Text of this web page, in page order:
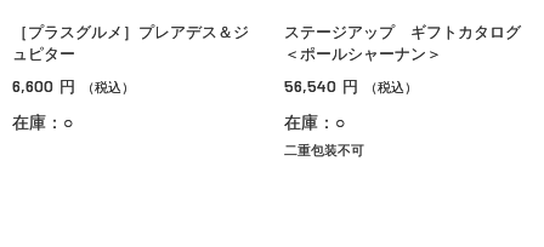
［プラスグルメ］プレアデス＆ジ
ュピター
6,600 円 （税込）
在庫：○
ステージアップ ギフトカタログ
＜ポールシャーナン＞
56,540 円 （税込）
在庫：○
二重包装不可